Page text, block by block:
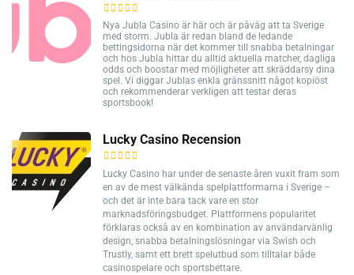
Nya Jubla Casino är här och är påväg att ta Sverige
med storm. Jubla är redan bland de ledande
bettingsidorna när det kommer till snabba betalningar
och hos Jubla hittar du alltid aktuella matcher, dagliga
odds och boostar med möjligheter att skräddarsy dina
spel. Vi diggar Jublas enkla gränssnitt något kopiöst
och rekommenderar verkligen att testar deras
sportsbook!
Lucky Casino Recension
Lucky Casino har under de senaste åren vuxit fram som
en av de mest välkända spelplattformarna i Sverige –
och det är inte bara tack vare en stor
marknadsföringsbudget. Plattformens popularitet
förklaras också av en kombination av användarvänlig
design, snabba betalningslösningar via Swish och
Trustly, samt ett brett spelutbud som tilltalar både
casinospelare och sportsbettare.